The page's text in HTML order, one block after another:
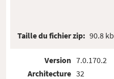
Taille du fichier zip: 90.8 kb
Version
Architecture
7.0.170.2
32